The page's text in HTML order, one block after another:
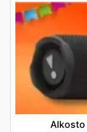
Alkosto